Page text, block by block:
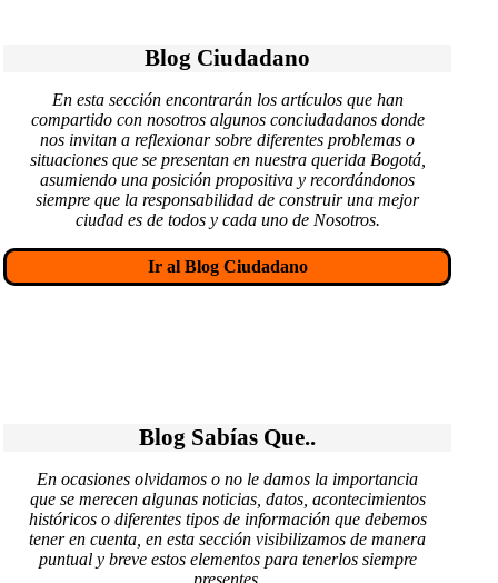
Blog Ciudadano
En esta sección encontrarán los artículos que han
compartido con nosotros algunos conciudadanos donde
nos invitan a reflexionar sobre diferentes problemas o
situaciones que se presentan en nuestra querida Bogotá,
asumiendo una posición propositiva y recordándonos
siempre que la responsabilidad de construir una mejor
ciudad es de todos y cada uno de Nosotros.
Ir al Blog Ciudadano
Blog Sabías Que..
En ocasiones olvidamos o no le damos la importancia
que se merecen algunas noticias, datos, acontecimientos
históricos o diferentes tipos de información que debemos
tener en cuenta, en esta sección visibilizamos de manera
puntual y breve estos elementos para tenerlos siempre